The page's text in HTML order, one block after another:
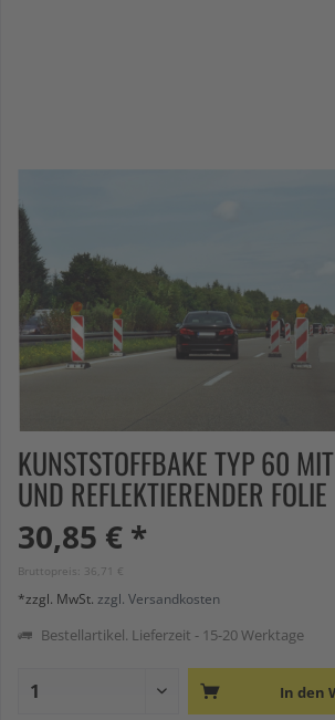
KUNSTSTOFFBAKE TYP 60
UND REFLEKTIERENDER FOLIE
30,85 € *
Bruttopreis: 36,71 €
*zzgl. MwSt. zzgl. Versandkosten
Bestellartikel. Lieferzeit - 15-20 Werktage
In den